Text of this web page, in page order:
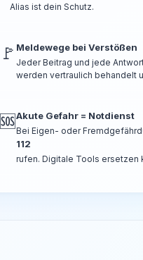
Alias ist dein Schutz.
🚩 Meldewege bei Verstößen
Jeder Beitrag und jede
werden vertraulich behandelt
🆘Akute Gefahr = Notdienst
Bei Eigen- oder
112
rufen. Digitale Tools ersetzen